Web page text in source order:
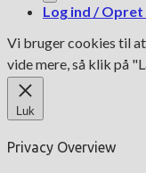
Log ind /
Vi bruger cookies til
vide mere, så klik på
Luk
Privacy Overview